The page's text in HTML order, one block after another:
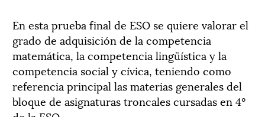
En esta prueba final de ESO se quiere valorar el
grado de adquisición de la competencia
matemática, la competencia lingüística y la
competencia social y cívica, teniendo como
referencia principal las materias generales del
bloque de asignaturas troncales cursadas en 4º